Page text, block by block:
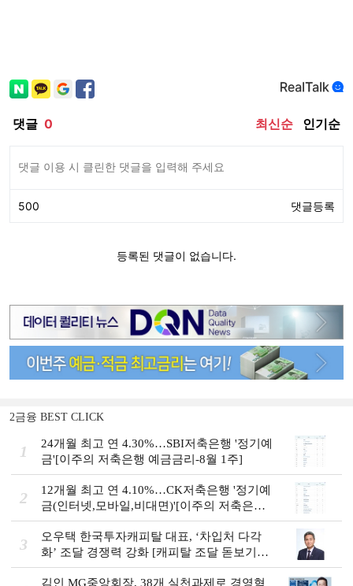
2금융 BEST CLICK
1
24개월 최고 연 4.30%…SBI저축은행 '정기예
금'[이주의 저축은행 예금금리-8월 1주]
2
12개월 최고 연 4.10%…CK저축은행 '정기예
금(인터넷,모바일,비대면)'[이주의 저축은행
예금금리-8월 1주]
3
오우택 한국투자캐피탈 대표, ‘차입처 다각
화ʼ 조달 경쟁력 강화 [캐피탈 조달 돋보기
(12)]
김인 MG중앙회장, 38개 실천과제로 경영혁